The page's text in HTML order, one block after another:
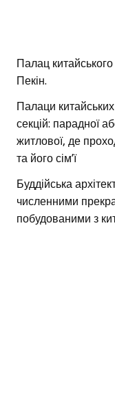
Палац
Пекін.
Палаци
секцій: парадної
житлової, де
та його сім’ї
Буддійська
численними
побудованими з